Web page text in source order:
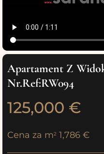
Apartament Z
Nr.Ref:RW094
125,000 €
Cena za m2 1,786 €